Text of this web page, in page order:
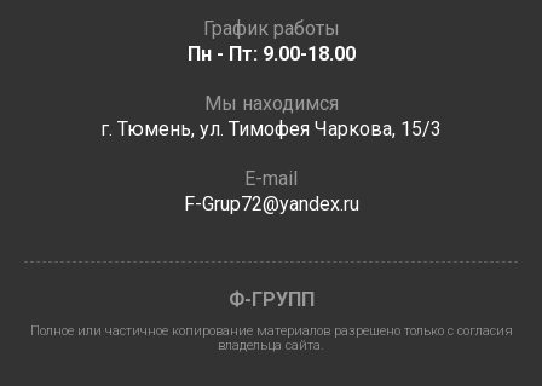
График работы
Пн - Пт: 9.00-18.00
Мы находимся
г. Тюмень, ул. Тимофея Чаркова, 15/3
E-mail
F-Grup72@yandex.ru
Ф-ГРУПП
Полное или частичное копирование материалов разрешено только с согласия
владельца сайта.